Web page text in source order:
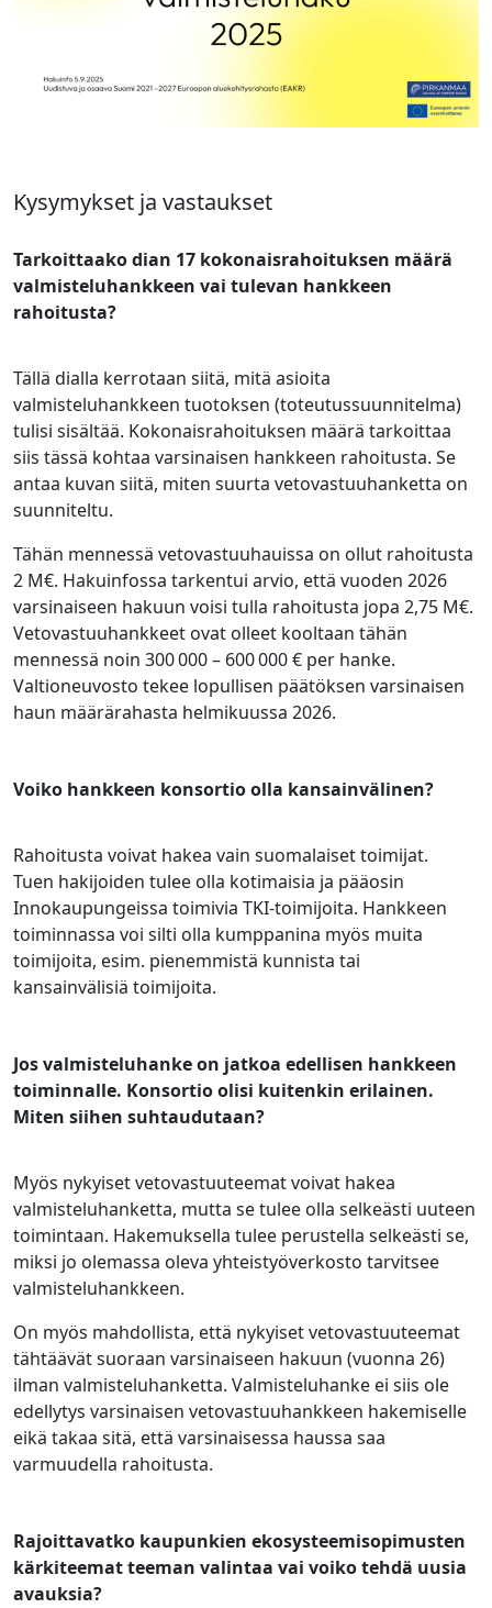
Kysymykset ja vastaukset
Tarkoittaako dian 17 kokonaisrahoituksen määrä
valmisteluhankkeen vai tulevan hankkeen
rahoitusta?
Tällä dialla kerrotaan siitä, mitä asioita
valmisteluhankkeen tuotoksen (toteutussuunnitelma)
tulisi sisältää. Kokonaisrahoituksen määrä tarkoittaa
siis tässä kohtaa varsinaisen hankkeen rahoitusta. Se
antaa kuvan siitä, miten suurta vetovastuuhanketta on
suunniteltu.
Tähän mennessä vetovastuuhauissa on ollut rahoitusta
2 M€. Hakuinfossa tarkentui arvio, että vuoden 2026
varsinaiseen hakuun voisi tulla rahoitusta jopa 2,75 M€.
Vetovastuuhankkeet ovat olleet kooltaan tähän
mennessä noin 300 000 – 600 000 € per hanke.
Valtioneuvosto tekee lopullisen päätöksen varsinaisen
haun määrärahasta helmikuussa 2026.
Voiko hankkeen konsortio olla kansainvälinen?
Rahoitusta voivat hakea vain suomalaiset toimijat.
Tuen hakijoiden tulee olla kotimaisia ja pääosin
Innokaupungeissa toimivia TKI-toimijoita. Hankkeen
toiminnassa voi silti olla kumppanina myös muita
toimijoita, esim. pienemmistä kunnista tai
kansainvälisiä toimijoita.
Jos valmisteluhanke on jatkoa edellisen hankkeen
toiminnalle. Konsortio olisi kuitenkin erilainen.
Miten siihen suhtaudutaan?
Myös nykyiset vetovastuuteemat voivat hakea
valmisteluhanketta, mutta se tulee olla selkeästi uuteen
toimintaan. Hakemuksella tulee perustella selkeästi se,
miksi jo olemassa oleva yhteistyöverkosto tarvitsee
valmisteluhankkeen.
On myös mahdollista, että nykyiset vetovastuuteemat
tähtäävät suoraan varsinaiseen hakuun (vuonna 26)
ilman valmisteluhanketta. Valmisteluhanke ei siis ole
edellytys varsinaisen vetovastuuhankkeen hakemiselle
eikä takaa sitä, että varsinaisessa haussa saa
varmuudella rahoitusta.
Rajoittavatko kaupunkien ekosysteemisopimusten
kärkiteemat teeman valintaa vai voiko tehdä uusia
avauksia?